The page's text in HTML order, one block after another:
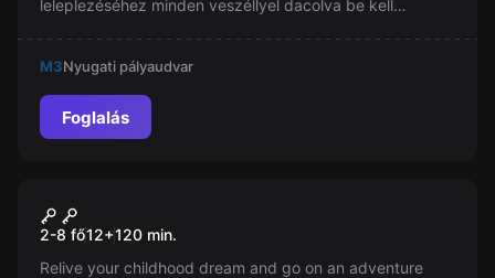
leleplezéséhez minden veszéllyel dacolva be kell
kihívással várja a hivatlan vendégeket.Kalandozzatok
igazi japán környezetben Budapest legszebb
szabadulószobájában korabeli díszletek között!
M3Nyugati pályaudvar
Foglalás
Új
Budapest Treasure Hunt
2-8 fő12+120 min.
Relive your childhood dream and go on an adventure